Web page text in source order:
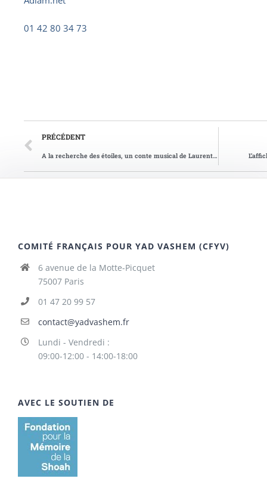
01 42 80 34 73
PRÉCÉDENT
A la recherche des étoiles, un conte musical de Laurent Grynszpan
COMITÉ FRANÇAIS POUR YAD VASHEM (CFYV)
6 avenue de la Motte-Picquet
75007 Paris
01 47 20 99 57
contact@yadvashem.fr
Lundi - Vendredi :
09:00-12:00 - 14:00-18:00
AVEC LE SOUTIEN DE